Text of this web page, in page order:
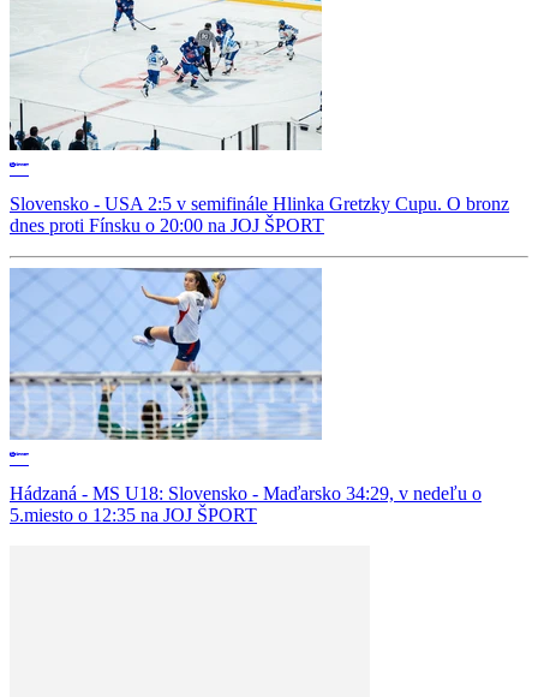
Slovensko - USA 2:5 v semifinále Hlinka Gretzky Cupu. O bronz
dnes proti Fínsku o 20:00 na JOJ ŠPORT
Hádzaná - MS U18: Slovensko - Maďarsko 34:29, v nedeľu o
5.miesto o 12:35 na JOJ ŠPORT